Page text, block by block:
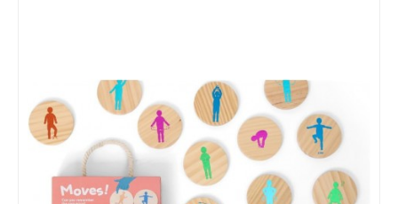
MANIPULÁVEIS / MOTRICIDADE
LINGUAGEM / ESCRITA
MATEMÁTICA
EDUCAÇÃO INCLUSIVA